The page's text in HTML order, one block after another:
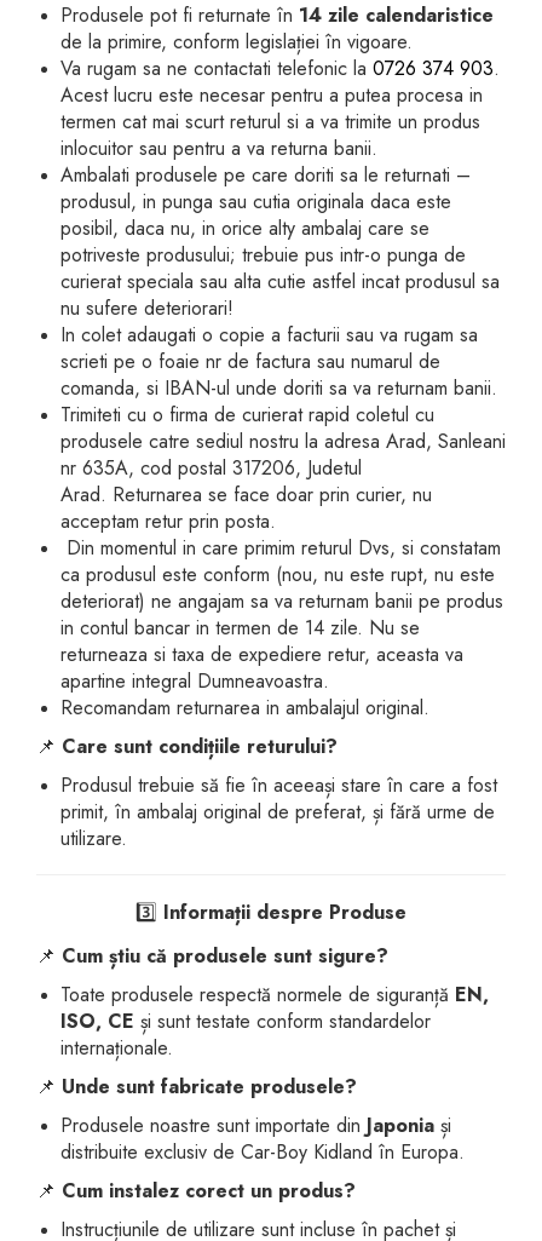
Produsele pot fi returnate în 14 zile calendaristice
de la primire, conform legislației în vigoare.
Va rugam sa ne contactati telefonic la 0726 374 903.
Acest lucru este necesar pentru a putea procesa in
termen cat mai scurt returul si a va trimite un produs
inlocuitor sau pentru a va returna banii.
Ambalati produsele pe care doriti sa le returnati –
produsul, in punga sau cutia originala daca este
posibil, daca nu, in orice alty ambalaj care se
potriveste produsului; trebuie pus intr-o punga de
curierat speciala sau alta cutie astfel incat produsul sa
nu sufere deteriorari!
In colet adaugati o copie a facturii sau va rugam sa
scrieti pe o foaie nr de factura sau numarul de
comanda, si IBAN-ul unde doriti sa va returnam banii.
Trimiteti cu o firma de curierat rapid coletul cu
produsele catre sediul nostru la adresa Arad, Sanleani
nr 635A, cod postal 317206, Judetul
Arad. Returnarea se face doar prin curier, nu
acceptam retur prin posta.
Din momentul in care primim returul Dvs, si constatam
ca produsul este conform (nou, nu este rupt, nu este
deteriorat) ne angajam sa va returnam banii pe produs
in contul bancar in termen de 14 zile. Nu se
returneaza si taxa de expediere retur, aceasta va
apartine integral Dumneavoastra.
Recomandam returnarea in ambalajul original.
📌 Care sunt condițiile returului?
Produsul trebuie să fie în aceeași stare în care a fost
primit, în ambalaj original de preferat, și fără urme de
utilizare.
3️⃣ Informații despre Produse
📌 Cum știu că produsele sunt sigure?
Toate produsele respectă normele de siguranță EN,
ISO, CE și sunt testate conform standardelor
internaționale.
📌 Unde sunt fabricate produsele?
Produsele noastre sunt importate din Japonia și
distribuite exclusiv de Car-Boy Kidland în Europa.
📌 Cum instalez corect un produs?
Instrucțiunile de utilizare sunt incluse în pachet și